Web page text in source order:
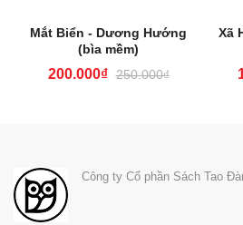
Mắt Biển - Dương Hướng
(bìa mềm)
200.000₫ 250.000₫
Xã
Công ty Cổ phần Sách Tao